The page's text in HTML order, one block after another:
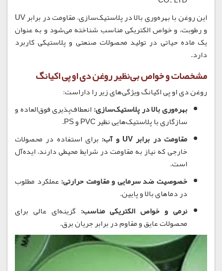
این روغن با بهره‌وری بالا در پلاستیک‌سازی، مقاومت در برابر UV
و رطوبت، و خواص الکتریکی مناسب شناخته می‌شود و به عنوان
یک ماده حیاتی در تولید محصولات صنعتی و پلاستیکی کاربرد
دارد.
مشخصات و خواص بی‌نظیر روغن دی او پی اکیانگ
روغن دی او پی اکیانگ ویژگی‌های زیر را داراست:
بهره‌وری بالا در پلاستیک‌سازی: انعطاف‌پذیری فوق‌العاده و
سازگاری با پلاستیک‌هایی نظیر PVC و PS.
مقاومت در برابر UV و آب:
برای استفاده در محصولات
خارجی که نیاز به مقاومت در شرایط محیطی دارند، ایده‌آل
است.
خصوصیت ضد سرمایی و مقاومت حرارتی:عملکرد مطلوب
در دماهای بالا و پایین.
نرمی و خواص الکتریکی مناسب: گزینه‌ای عالی برای
محصولات عایق و مقاوم در برابر جریان برق.